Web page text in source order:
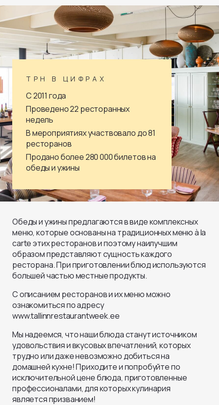
ТРН В ЦИФРАХ
C 2011 года
Проведено 22 ресторанных
недель
В мероприятиях участвовало до 81
ресторанов
Продано более 280 000 билетов на
обеды и ужины
Обеды и ужины предлагаются в виде комплексных
меню, которые основаны на традиционных меню à la
carte этих ресторанов и поэтому наилучшим
образом представляют сущность каждого
ресторана. При приготовлении блюд используются
большей частью местные продукты.
С описанием ресторанов и их меню можно
ознакомиться по адресу
www.tallinnrestaurantweek.ee
Мы надеемся, что наши блюда станут источником
удовольствия и вкусовых впечатлений, которых
трудно или даже невозможно добиться на
домашней кухне! Приходите и попробуйте по
исключительной цене блюда, приготовленные
профессионалами, для которых кулинария
является призванием!